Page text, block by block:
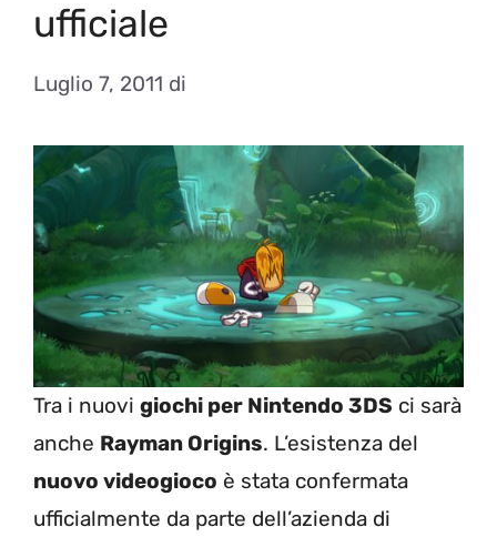
ufficiale
Luglio 7, 2011 di
Tra i nuovi giochi per Nintendo 3DS ci sarà
anche Rayman Origins. L’esistenza del
nuovo videogioco è stata confermata
ufficialmente da parte dell’azienda di